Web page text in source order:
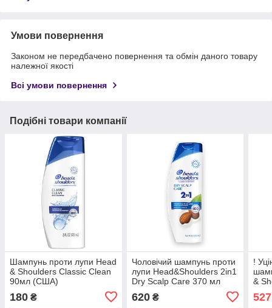
Умови повернення
Законом не передбачено повернення та обмін даного товару
належної якості
Всі умови повернення
Подібні товари компанії
Шампунь проти лупи Head
& Shoulders Classic Clean
90мл (США)
180 ₴
Чоловічий шампунь проти
лупи Head&Shoulders 2in1
Dry Scalp Care 370 мл
620₴
!
&
370
527